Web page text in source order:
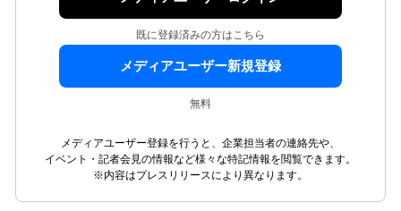
既に登録済みの方はこちら
メディアユーザー新規登録
無料
メディアユーザー登録を行うと、企業担当者の連絡先や、
イベント・記者会見の情報など様々な特記情報を閲覧できます。
※内容はプレスリリースにより異なります。